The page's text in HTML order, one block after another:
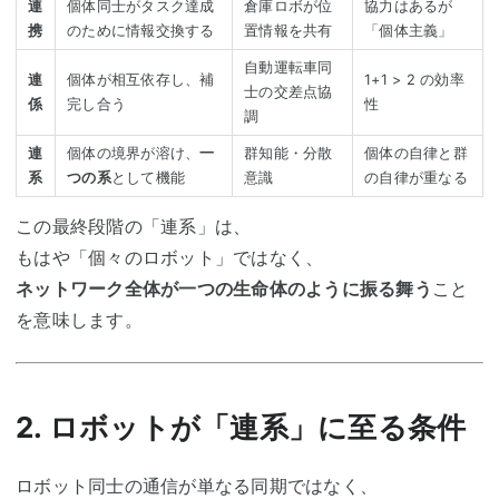
連
携
個体同士がタスク達成
のために情報交換する
倉庫ロボが位
置情報を共有
協力はあるが
「個体主義」
連
係
個体が相互依存し、補
完し合う
自動運転車同
士の交差点協
調
1+1 > 2 の効率
性
連
系
個体の境界が溶け、一
つの系として機能
群知能・分散
意識
個体の自律と群
の自律が重なる
この最終段階の「連系」は、
もはや「個々のロボット」ではなく、
ネットワーク全体が一つの生命体のように振る舞う こと
を意味します。
2. ロボットが「連系」に至る条件
ロボット同士の通信が単なる同期ではなく、